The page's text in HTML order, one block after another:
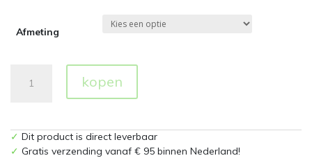
Afmeting
Bayadere
kopen
✓ Dit product is direct leverbaar
✓ Gratis verzending vanaf € 95 binnen Nederland!